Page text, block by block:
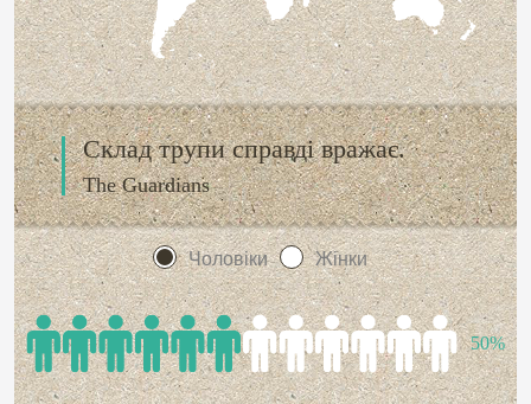
Склад трупи справді вражає.
The Guardians
Чоловіки Жінки
50%